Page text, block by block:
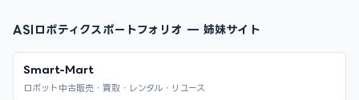
ASIロボティクスポートフォリオ — 姉妹サイト
Smart-Mart
ロボット中古販売・買取・レンタル・リユース